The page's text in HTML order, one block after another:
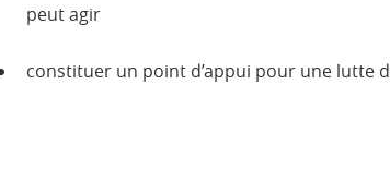
peut agir
constituer un point d’appui pour une lutte